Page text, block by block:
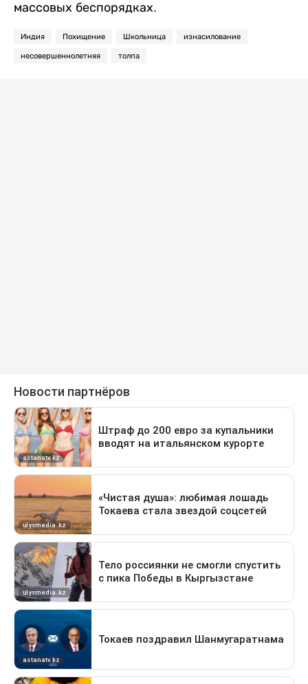
массовых беспорядках.
Индия Похищение Школьница изнасилование
несовершеннолетняя толпа